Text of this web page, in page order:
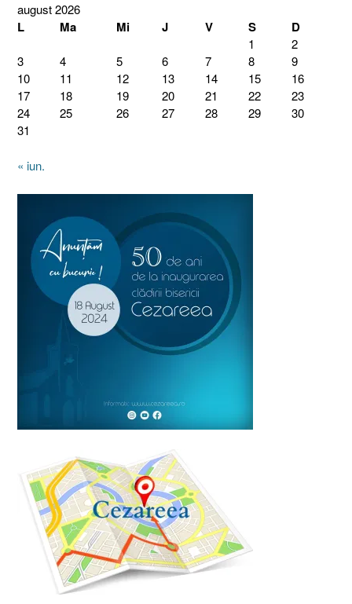
august 2026
L Ma Mi J V S D
1
2
3
4 5 6 7 8
9
10
11 12 13 14 15
16
17
18 19 20 21 22
23
24
25 26 27 28 29
30
31
« iun.